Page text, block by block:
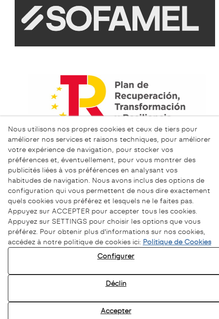
Politique de Confidentialité
Nous utilisons nos propres cookies et ceux de tiers pour
améliorer nos services et raisons techniques, pour améliorer
votre expérience de navigation, pour stocker vos
préférences et, éventuellement, pour vous montrer des
publicités liées à vos préférences en analysant vos
habitudes de navigation. Nous avons inclus des options de
configuration qui vous permettent de nous dire exactement
quels cookies vous préférez et lesquels ne le faites pas.
Appuyez sur ACCEPTER pour accepter tous les cookies.
Appuyez sur SETTINGS pour choisir les options que vous
préférez. Pour obtenir plus d'informations sur nos cookies,
accédez à notre politique de cookies ici: Politique de Cookies
Configurer
Déclin
Accepter